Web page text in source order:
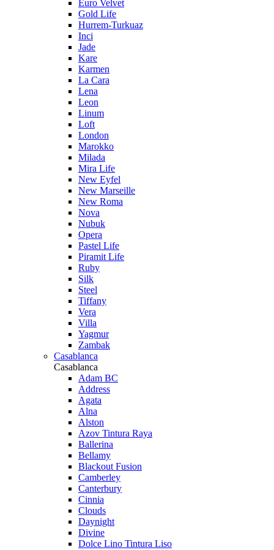
Euro Velvet
Gold Life
Hurrem-Turkuaz
Inci
Jade
Kare
Karmen
La Cara
Lena
Leon
Linum
Loft
London
Marokko
Milada
Mira Life
New Eyfel
New Marseille
New Roma
Nova
Nubuk
Opera
Pastel Life
Piramit Life
Ruby
Silk
Steel
Tiffany
Vera
Villa
Yagmur
Zambak
Casablanca
Casablanca
Adam BC
Address
Agata
Alna
Alston
Azov Tintura Raya
Ballerina
Bellamy
Blackout Fusion
Camberley
Canterbury
Cinnia
Clouds
Daynight
Divine
Dolce Lino Tintura Liso